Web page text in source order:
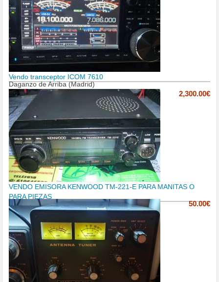
Vendo transceptor ICOM 7610
Daganzo de Arriba (Madrid)
2,300.00€
VENDO EMISORA KENWOOD TM-221-E PARA MANITAS O
PARA PIEZAS
50.00€